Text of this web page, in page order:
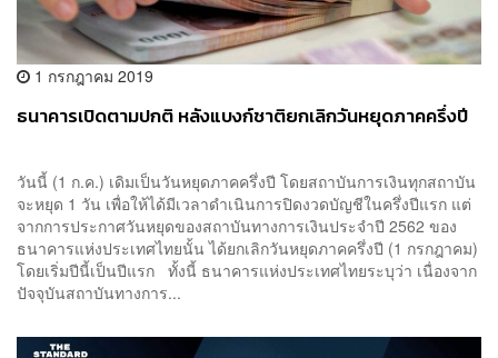
1 กรกฎาคม 2019
ธนาคารเปิดตามปกติ หลังแบงก์ชาติยกเลิกวันหยุดภาคครึ่งปี
วันนี้ (1 ก.ค.) เดิมเป็นวันหยุดภาคครึ่งปี โดยสถาบันการเงินทุกสถาบัน
จะหยุด 1 วัน เพื่อให้ได้มีเวลาดำเนินการปิดงวดบัญชีในครึ่งปีแรก แต่
จากการประกาศวันหยุดของสถาบันทางการเงินประจำปี 2562 ของ
ธนาคารแห่งประเทศไทยนั้น ได้ยกเลิกวันหยุดภาคครึ่งปี (1 กรกฎาคม)
โดยเริ่มปีนี้เป็นปีแรก ทั้งนี้ ธนาคารแห่งประเทศไทยระบุว่า เนื่องจาก
ปัจจุบันสถาบันทางการ...